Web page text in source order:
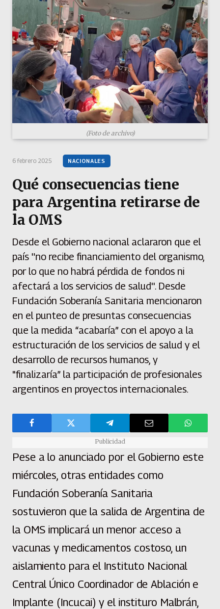
6 febrero 2025 NACIONALES
Qué consecuencias tiene
para Argentina retirarse de
la OMS
Desde el Gobierno nacional aclararon que el
país ''no recibe financiamiento del organismo,
por lo que no habrá pérdida de fondos ni
afectará a los servicios de salud''. Desde
Fundación Soberanía Sanitaria mencionaron
en el punteo de presuntas consecuencias
que la medida “acabaría” con el apoyo a la
estructuración de los servicios de salud y el
desarrollo de recursos humanos, y
"finalizaría” la participación de profesionales
argentinos en proyectos internacionales.
(Foto de archivo)
Publicidad
Pese a lo anunciado por el Gobierno este
miércoles, otras entidades como
Fundación Soberanía Sanitaria
sostuvieron que la salida de Argentina de
la OMS implicará un menor acceso a
vacunas y medicamentos costoso, un
aislamiento para el Instituto Nacional
Central Único Coordinador de Ablación e
Implante (Incucai) y el instituro Malbrán,